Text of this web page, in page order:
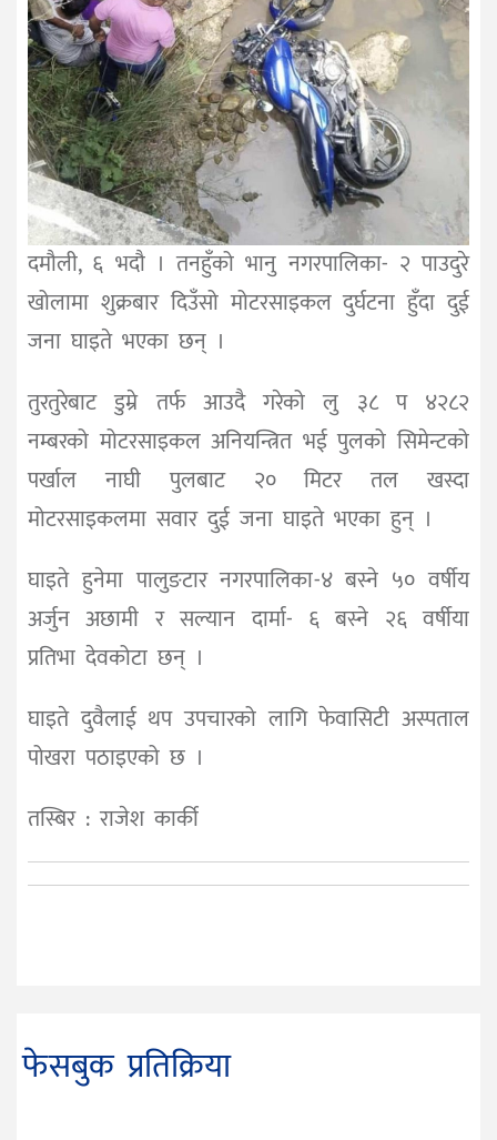
दमौली, ६ भदौ । तनहुँको भानु नगरपालिका- २ पाउदुरे
खोलामा शुक्रबार दिउँसो मोटरसाइकल दुर्घटना हुँदा दुई
जना घाइते भएका छन् ।
तुरतुरेबाट डुम्रे तर्फ आउदै गरेको लु ३८ प ४२८२
नम्बरको मोटरसाइकल अनियन्त्रित भई पुलको सिमेन्टको
पर्खाल नाघी पुलबाट २० मिटर तल खस्दा
मोटरसाइकलमा सवार दुई जना घाइते भएका हुन् ।
घाइते हुनेमा पालुङटार नगरपालिका-४ बस्ने ५० वर्षीय
अर्जुन अछामी र सल्यान दार्मा- ६ बस्ने २६ वर्षीया
प्रतिभा देवकोटा छन् ।
घाइते दुवैलाई थप उपचारको लागि फेवासिटी अस्पताल
पोखरा पठाइएको छ ।
तस्बिर : राजेश कार्की
फेसबुक प्रतिक्रिया